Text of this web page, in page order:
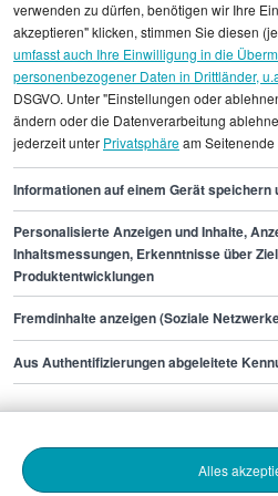
Durchschnittswerte und die
einzelnen
Gehaltsinformationen
Betontechnologe/in
Finde den
der zu dir
Bewerbende
verwenden zu dürfen, benötigen wir Ihre
akzeptieren" klicken, stimmen Sie diesen
umfasst auch Ihre Einwilligung in die
personenbezogener Daten in Drittländer,
DSGVO. Unter "Einstellungen oder
ändern oder die Datenverarbeitung
jederzeit unter Privatsphäream Seitenende
Informationen auf einem Gerät speichern
Personalisierte Anzeigen und Inhalte,
Inhaltsmessungen, Erkenntnisse über
Produktentwicklungen
Fremdinhalte anzeigen (Soziale
Aus Authentifizierungen abgeleitete
Alles